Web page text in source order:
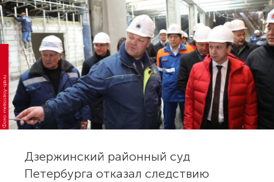
Фото: metrostroy-spb.ru
Дзержинский районный суд
Петербурга отказал следствию